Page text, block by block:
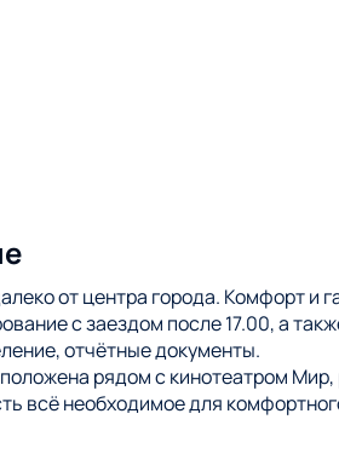
от центра города. Комфорт и
с заездом после 17.00, а
отчётные документы.
рядом с кинотеатром
всё необходимое для
свежее постельное белье,
остановки